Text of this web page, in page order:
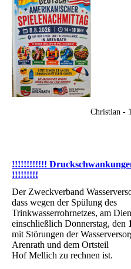
Christian -
!!!!!!!!!!!!
!!!!!!!!!
Der Zweckverband
dass wegen der Spülung des
Trinkwasserrohrnetzes, am
einschließlich Donnerstag, den
mit Störungen der
Arenrath und dem Ortsteil
Hof Mellich zu rechnen ist.